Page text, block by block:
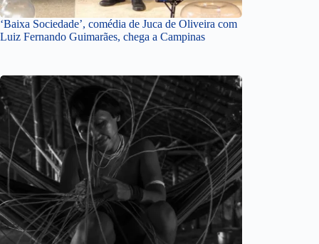
‘Baixa Sociedade’, comédia de Juca de Oliveira com
Luiz Fernando Guimarães, chega a Campinas